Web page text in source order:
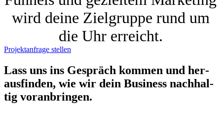
wird deine Zielgruppe rund um
die Uhr erreicht.
Projektanfrage stellen
Lass uns ins Gespräch kom­men und her­
aus­fin­den, wie wir dein Busi­ness nach­hal­
tig vor­an­brin­gen.